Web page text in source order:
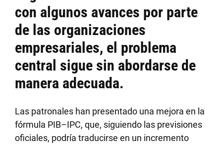
con algunos avances por parte
de las organizaciones
empresariales, el problema
central sigue sin abordarse de
manera adecuada.
Las patronales han presentado una mejora en la
fórmula PIB–IPC, que, siguiendo las previsiones
oficiales, podría traducirse en un incremento